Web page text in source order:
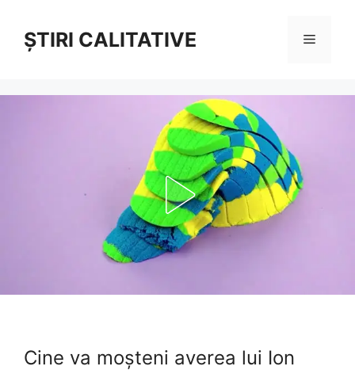
conținutȘTIRI CALITATIVE Meniu
Cine va moșteni averea lui Ion